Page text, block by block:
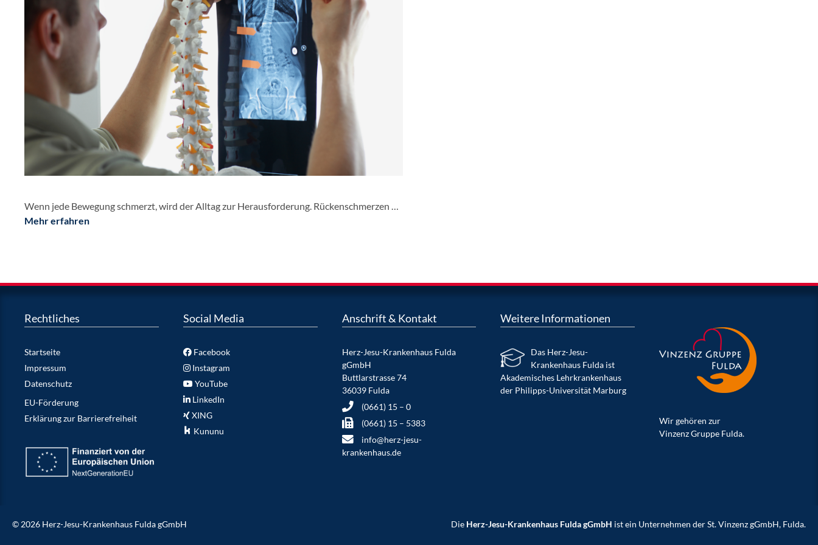
Wenn jede Bewegung schmerzt, wird der Alltag zur Herausforderung. Rückenschmerzen …
Mehr erfahren
Rechtliches
Startseite
Impressum
Datenschutz
EU-Förderung
Erklärung zur Barrierefreiheit
Social Media
Facebook
Instagram
YouTube
LinkedIn
XING
Kununu
Anschrift & Kontakt
Herz-Jesu-Krankenhaus Fulda
gGmbH
Buttlarstrasse 74
36039 Fulda
(0661) 15 – 0
(0661) 15 – 5383
info@herz-jesu-
krankenhaus.de
Weitere Informationen
Das Herz-Jesu-
Krankenhaus Fulda ist
Akademisches Lehrkrankenhaus
der Philipps-Universität Marburg
Wir gehören zur
Vinzenz Gruppe Fulda.
Die Herz-Jesu-Krankenhaus Fulda gGmbH ist ein Unternehmen der St. Vinzenz gGmbH, Fulda.
© 2026 Herz-Jesu-Krankenhaus Fulda gGmbH